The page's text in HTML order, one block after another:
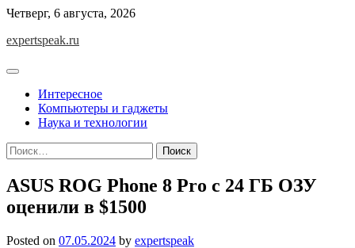
Skip
content
Четверг, 6 августа, 2026
expertspeak.ru
Интересное
Компьютеры и гаджеты
Наука и технологии
Найти:
ASUS ROG Phone 8 Pro c 24 ГБ ОЗУ
оценили в $1500
Posted on 07.05.2024 by expertspeak